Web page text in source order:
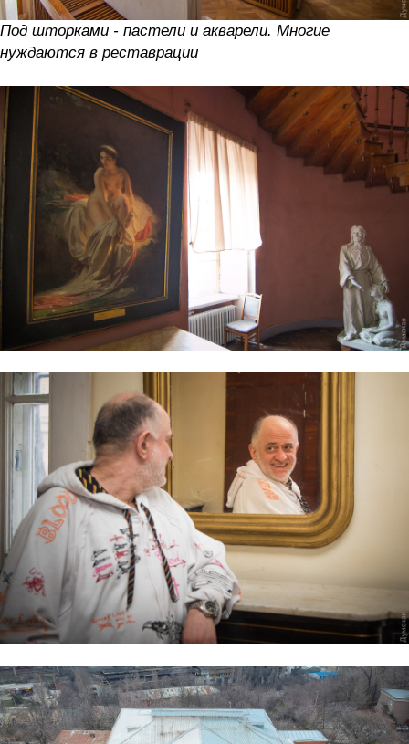
Под шторками - пастели и акварели. Многие
нуждаются в реставрации